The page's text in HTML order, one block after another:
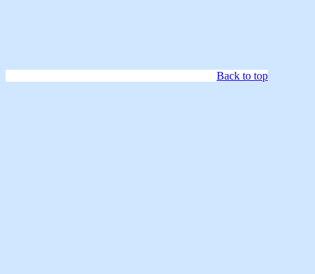
Back to top